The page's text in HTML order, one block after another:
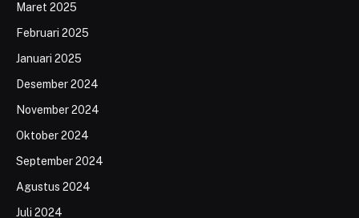
Maret 2025
Februari 2025
Januari 2025
Desember 2024
November 2024
Oktober 2024
September 2024
Agustus 2024
Juli 2024